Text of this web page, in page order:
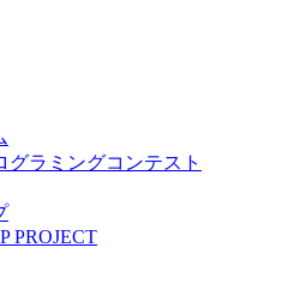
グラミングコンテスト
PROJECT